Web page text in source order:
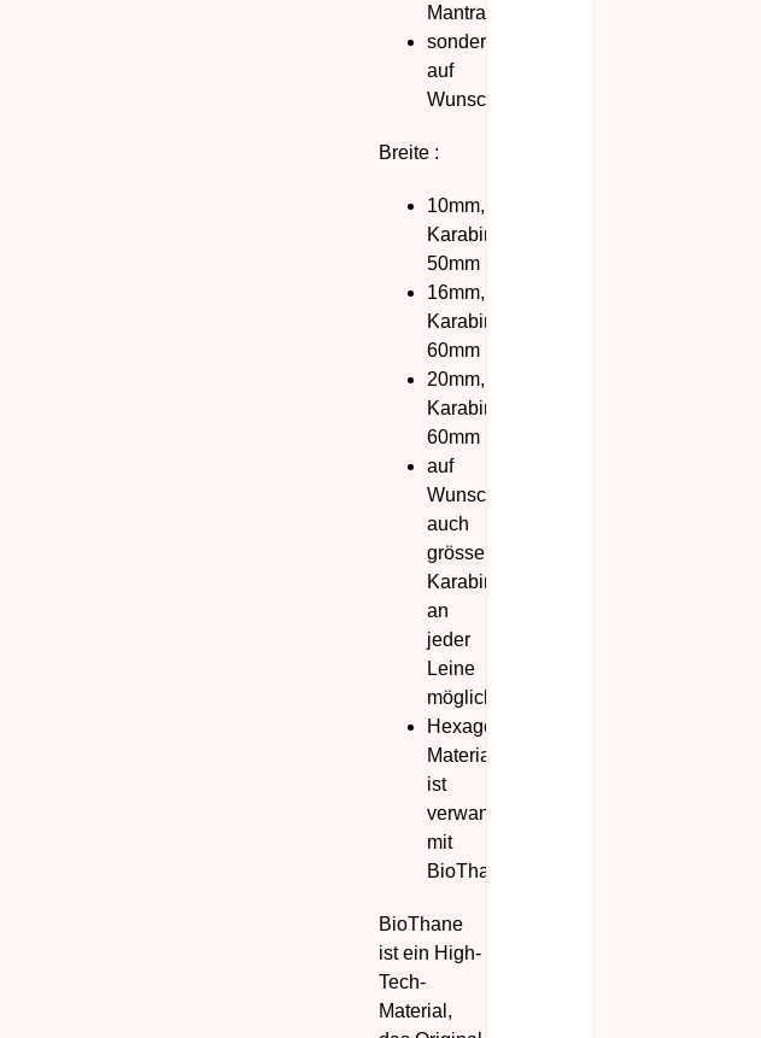
Mantrailing
sondermasse
auf
Wunsch
Breite :
10mm,
Karabiner
50mm
16mm,
Karabiner
60mm
20mm,
Karabiner
60mm
auf
Wunsch
auch
grössere
Karabiner
an
jeder
Leine
möglich
Hexagon
Material
ist
verwand
mit
BioThane.
BioThane
ist ein High-
Tech-
Material,